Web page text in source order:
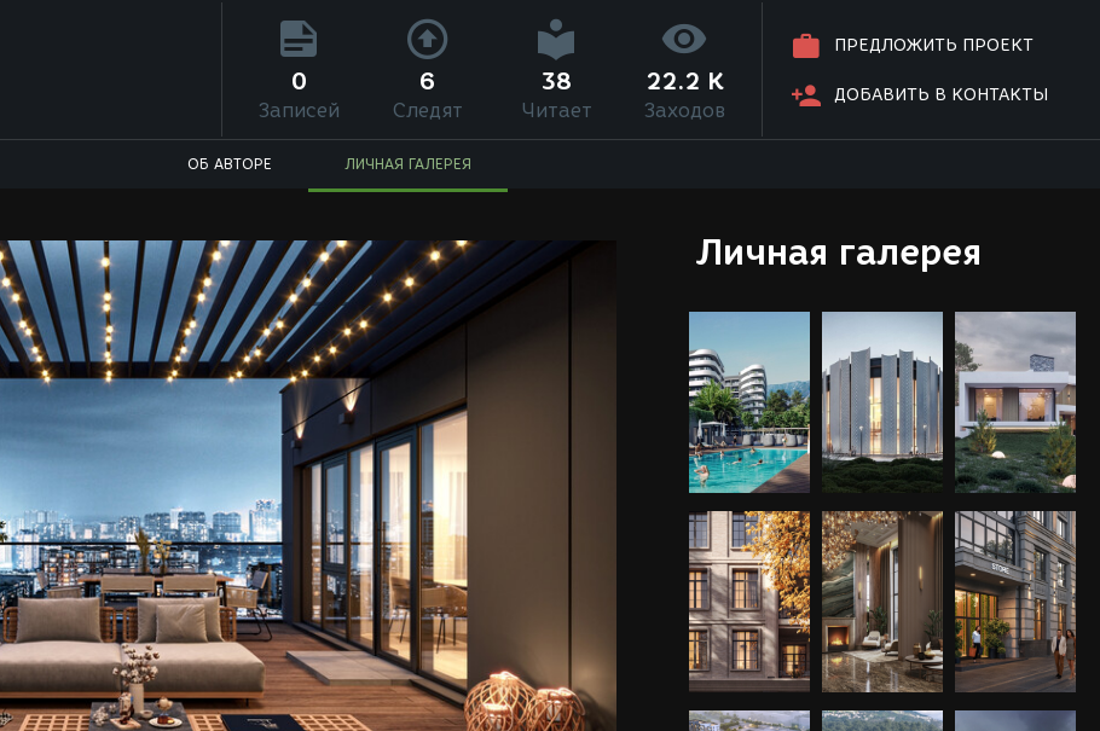
ПРЕДЛОЖИТЬ ПРОЕКТ
ДОБАВИТЬ В КОНТАКТЫ
0
Записей
6
Следят
38
Читает
22.2 K
Заходов
ОБ АВТОРЕ ЛИЧНАЯ ГАЛЕРЕЯ
Личная галерея